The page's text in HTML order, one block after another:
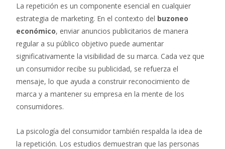
La repetición es un componente esencial en cualquier
estrategia de marketing. En el contexto del buzoneo
económico, enviar anuncios publicitarios de manera
regular a su público objetivo puede aumentar
significativamente la visibilidad de su marca. Cada vez que
un consumidor recibe su publicidad, se refuerza el
mensaje, lo que ayuda a construir reconocimiento de
marca y a mantener su empresa en la mente de los
consumidores.
La psicología del consumidor también respalda la idea de
la repetición. Los estudios demuestran que las personas